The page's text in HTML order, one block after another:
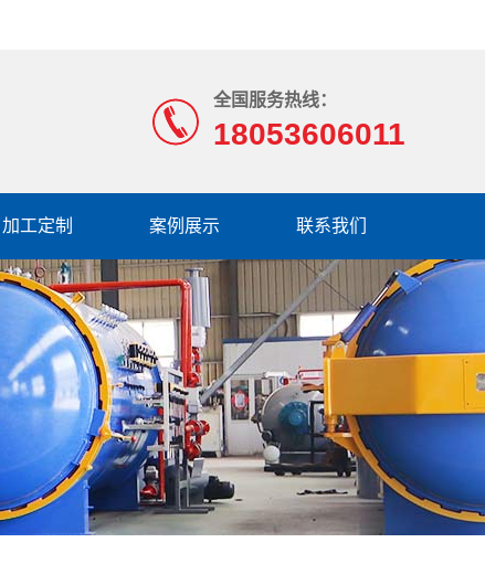
全国服务热线：
18053606011
加工定制 案例展示 联系我们